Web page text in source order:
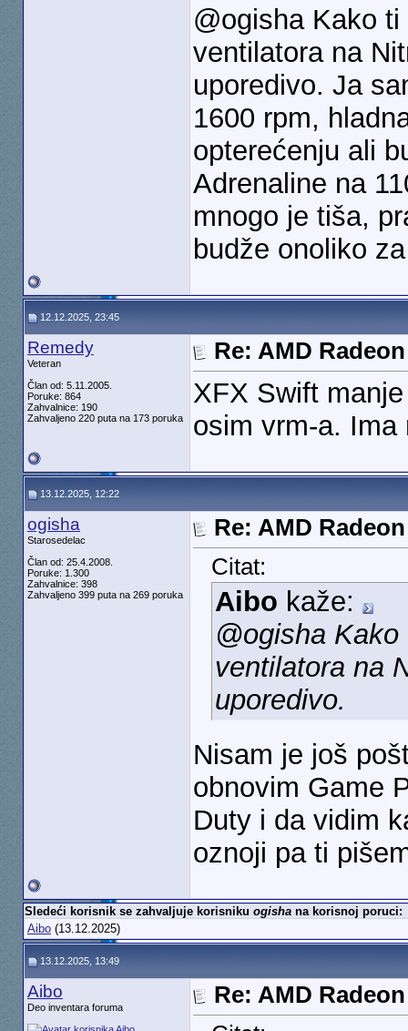
@ogisha Kako
ventilatora na
uporedivo. Ja
1600 rpm,
opterećenju ali
Adrenaline na
mnogo je tiša,
budže onoliko
12.12.2025, 23:45
Remedy
Veteran
Član od: 5.11.2005.
Poruke: 864
Zahvalnice: 190
Zahvaljeno 220 puta na 173 poruka
Re: AMD
XFX Swift
osim vrm-a.
13.12.2025, 12:22
ogisha
Starosedelac
Član od: 25.4.2008.
Poruke: 1.300
Zahvalnice: 398
Zahvaljeno 399 puta na 269 poruka
Re: AMD
Citat:
Aibo kaže:
@ogisha
ventilatora na
uporedivo.
Nisam je još
obnovim Game
Duty i da vidim
oznoji pa ti
Sledeći korisnik se zahvaljuje korisniku ogishana korisnoj poruci:
Aibo(13.12.2025)
13.12.2025, 13:49
Aibo
Deo inventara foruma
Re: AMD